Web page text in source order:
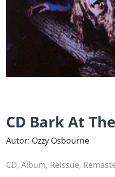
CD Bark At
Autor: Ozzy Osbourne
CD, Album, Reissue,